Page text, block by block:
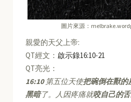
圖片來源：
親愛的天父上帝:
QT經文： 啟示錄16:10-21
QT亮光：
16:10第五位天使把碗倒在獸的
黑暗了。人因疼痛就咬自己的